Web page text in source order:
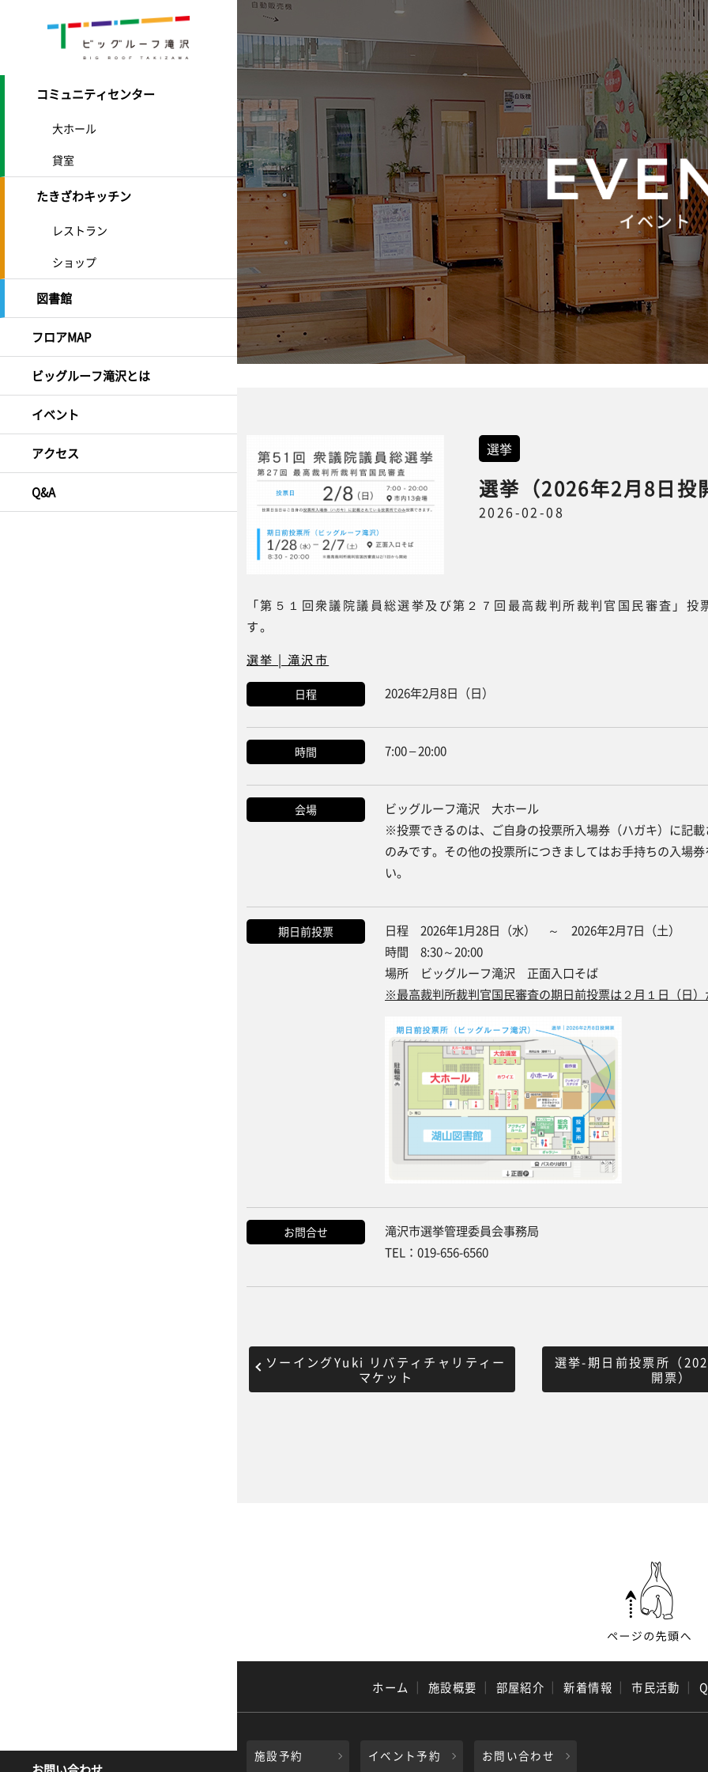
コミュニティセンター
大ホール
貸室
たきざわキッチン
レストラン
ショップ
図書館
フロアMAP
ビッグルーフ滝沢とは
イベント
アクセス
Q&A
選挙
選挙（2026年2月8日投
2026-02-08
「第５１回衆議院議員総選挙及び第２７回最高裁判所裁判官国民審査」投
す。
選挙 | 滝沢市
日程 2026年2月8日（日）
時間 7:00 – 20:00
会場
ビッグルーフ滝沢 大ホール
※投票できるのは、ご自身の投票所入場券（ハガキ）に記
のみです。その他の投票所につきましてはお手持ちの入場
い。
期日前投票
日程 2026年1月28日（水） ～ 2026年2月7日（土）
時間 8:30～20:00
場所 ビッグルーフ滝沢 正面入口そば
※最高裁判所裁判官国民審査の期日前投票は２月１日（日）
お問合せ
滝沢市選挙管理委員会事務局
TEL：019-656-6560
ソーイングYuki リバティチャリティー
マケット
選挙-期日前投票所（
開票）
ホーム ｜ 施設概要 ｜ 部屋紹介 ｜ 新着情報 ｜ 市民活動 ｜
施設予約 イベント予約 お問い合わせ